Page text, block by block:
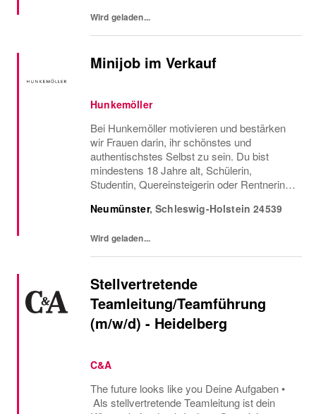
Wird geladen...
Minijob im Verkauf
Hunkemöller
Bei Hunkemöller motivieren und bestärken
wir Frauen darin, ihr schönstes und
authentischstes Selbst zu sein. Du bist
mindestens 18 Jahre alt, Schülerin,
Studentin, Quereinsteigerin oder Rentnerin
uns genau richtig! Jobbe flexibel als Aushilfe
Neumünster,Schleswig-Holstein 24539
Wird geladen...
Stellvertretende
Teamleitung/Teamführung
(m/w/d) - Heidelberg
C&A
The future looks like you Deine Aufgaben •
Als stellvertretende Teamleitung ist dein